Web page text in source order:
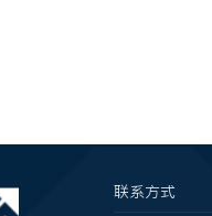
联系方式